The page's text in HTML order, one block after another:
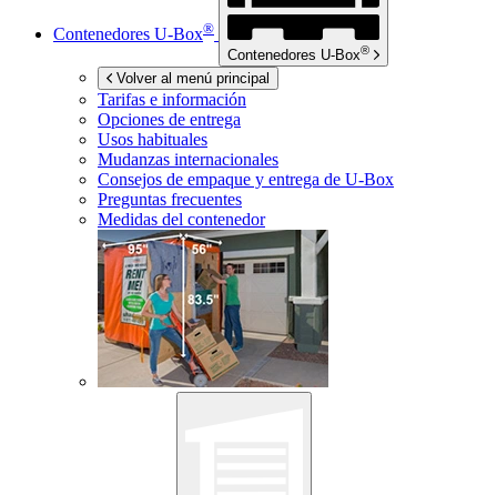
Contenedores U-Box®
Contenedores U-Box®
Volver al menú principal
Tarifas e información
Opciones de entrega
Usos habituales
Mudanzas internacionales
Consejos de empaque y entrega de U-Box
Preguntas frecuentes
Medidas del contenedor